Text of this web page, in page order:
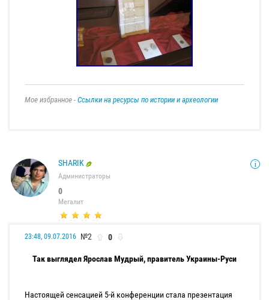
Мое избранное - Ссылки на ресурсы по истории и археологии
SHARIK
Администраторы
0
Мегалит
23:48, 09.07.2016 №2 0
Так выглядел Ярослав Мудрый, правитель Украины-Руси
Настоящей сенсацией 5-й конференции стала презентация